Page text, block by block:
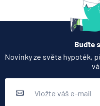
Buďte
Novinky ze světa hypoték,